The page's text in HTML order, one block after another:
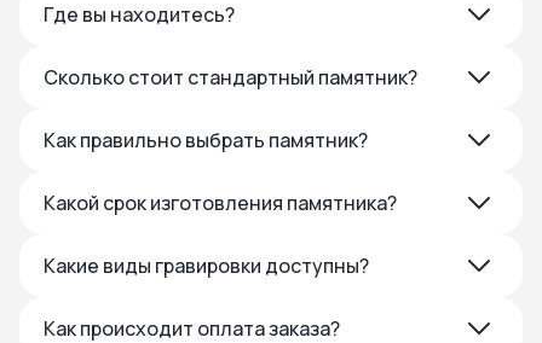
Где вы находитесь?
Сколько стоит стандартный памятник?
Как правильно выбрать памятник?
Какой срок изготовления памятника?
Какие виды гравировки доступны?
Как происходит оплата заказа?